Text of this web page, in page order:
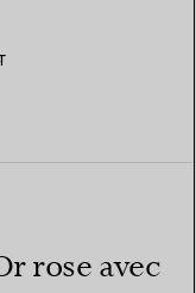
rose avec